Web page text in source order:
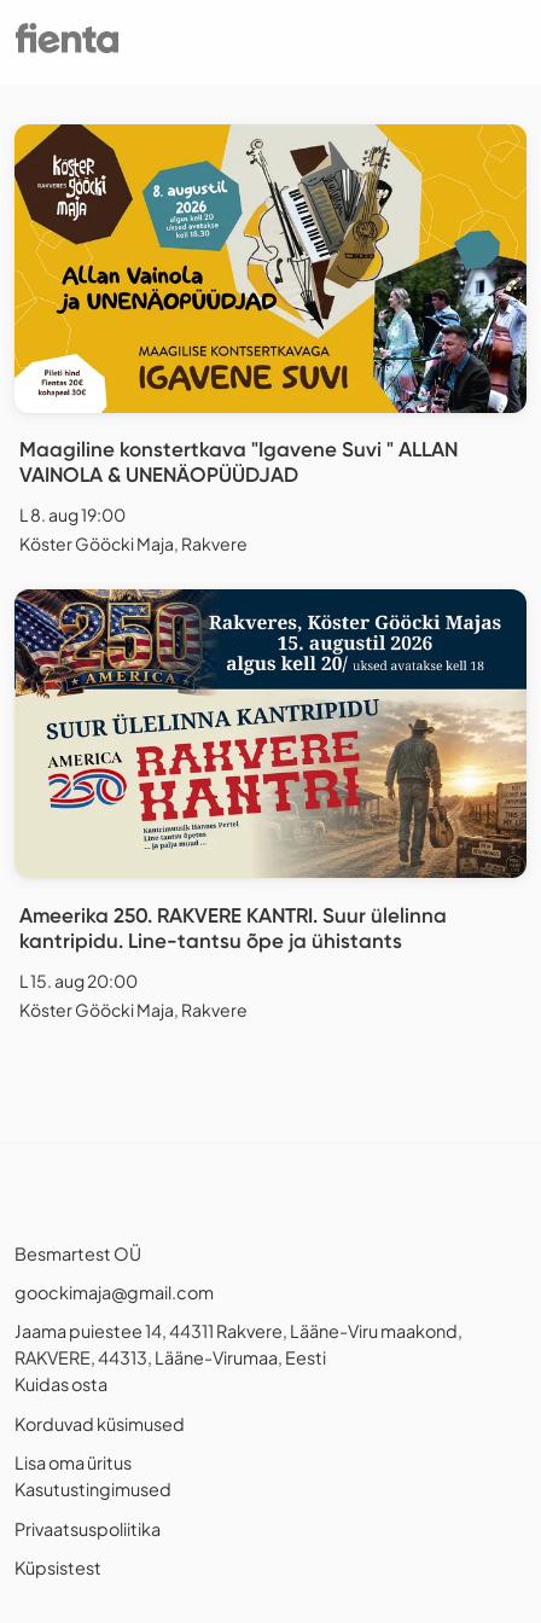
Maagiline konstertkava "Igavene Suvi " ALLAN
VAINOLA & UNENÄOPÜÜDJAD
L 8. aug 19:00
Köster Gööcki Maja, Rakvere
Ameerika 250. RAKVERE KANTRI. Suur ülelinna
kantripidu. Line-tantsu õpe ja ühistants
L 15. aug 20:00
Köster Gööcki Maja, Rakvere
Besmartest OÜ
goockimaja@gmail.com
Jaama puiestee 14, 44311 Rakvere, Lääne-Viru maakond,
RAKVERE, 44313, Lääne-Virumaa, Eesti
Kuidas osta
Korduvad küsimused
Lisa oma üritus
Kasutustingimused
Privaatsuspoliitika
Küpsistest